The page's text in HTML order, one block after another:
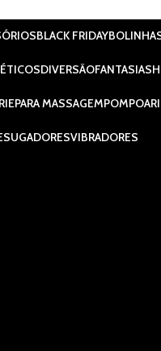
BLACK FRIDAY
DIVERSÃOFANTASIAS
PARA MASSAGEM
SUGADORESVIBRADORES